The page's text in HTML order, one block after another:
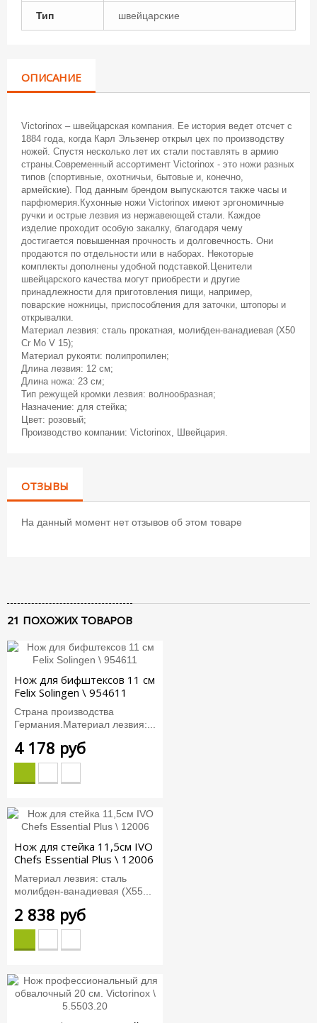
Тип швейцарские
ОПИСАНИЕ
Victorinox – швейцарская компания. Ее история ведет отсчет с
1884 года, когда Карл Эльзенер открыл цех по производству
ножей. Спустя несколько лет их стали поставлять в армию
страны.Современный ассортимент Victorinox - это ножи разных
типов (спортивные, охотничьи, бытовые и, конечно,
армейские). Под данным брендом выпускаются также часы и
парфюмерия.Кухонные ножи Victorinox имеют эргономичные
ручки и острые лезвия из нержавеющей стали. Каждое
изделие проходит особую закалку, благодаря чему
достигается повышенная прочность и долговечность. Они
продаются по отдельности или в наборах. Некоторые
комплекты дополнены удобной подставкой.Ценители
швейцарского качества могут приобрести и другие
принадлежности для приготовления пищи, например,
поварские ножницы, приспособления для заточки, штопоры и
открывалки.
Материал лезвия: сталь прокатная, молибден-ванадиевая (X50
Cr Mo V 15);
Материал рукояти: полипропилен;
Длина лезвия: 12 см;
Длина ножа: 23 см;
Тип режущей кромки лезвия: волнообразная;
Назначение: для стейка;
Цвет: розовый;
Производство компании: Victorinox, Швейцария.
ОТЗЫВЫ
На данный момент нет отзывов об этом товаре
21 ПОХОЖИХ ТОВАРОВ
Нож для бифштексов 11 см
Felix Solingen \ 954611
Страна производства
Германия.Материал лезвия:...
4 178 руб
Нож для стейка 11,5см IVO
Chefs Essential Plus \ 12006
Материал лезвия: сталь
молибден-ванадиевая (X55...
2 838 руб